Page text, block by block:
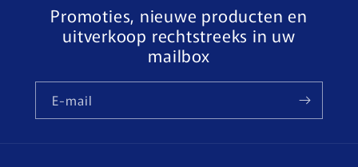
Promoties, nieuwe producten en
uitverkoop rechtstreeks in uw
mailbox
E‑mail